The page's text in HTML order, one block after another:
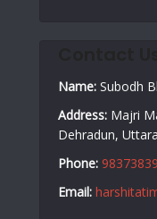
Name: Subodh
Address: Majri
Dehradun,
Phone:
Email: